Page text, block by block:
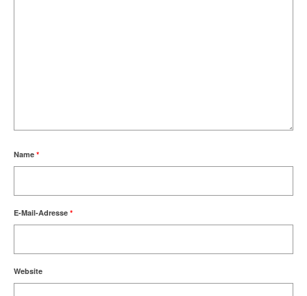
Name *
E-Mail-Adresse *
Website